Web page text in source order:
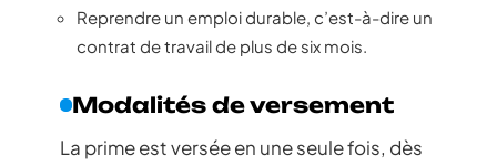
Reprendre un emploi durable, c’est-à-dire un
contrat de travail de plus de six mois.
Modalités de versement
La prime est versée en une seule fois, dès